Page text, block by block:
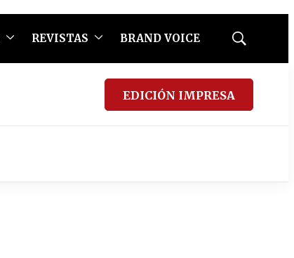
REVISTAS BRAND VOICE
Mostrar
EDICIÓN IMPRESA